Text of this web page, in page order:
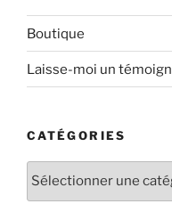
Boutique
Laisse-moi un
CATÉGORIES
Catégories